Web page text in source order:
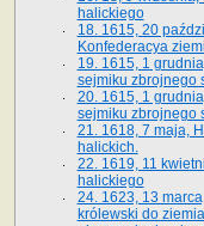
halickiego
18. 1615, 20
Konfederacya
19. 1615, 1
sejmiku zbrojnego
20. 1615, 1
sejmiku zbrojnego
21. 1618, 7 maja,
halickich.
22. 1619, 11
halickiego
24. 1623, 13
królewski do